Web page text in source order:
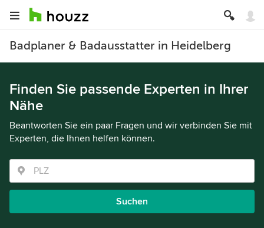
Badplaner & Badausstatter in Heidelberg
Finden Sie passende Experten in Ihrer
Nähe
Beantworten Sie ein paar Fragen und wir verbinden Sie mit
Experten, die Ihnen helfen können.
Suchen